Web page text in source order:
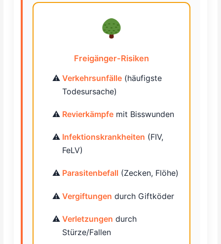
Freigänger-Risiken
Verkehrsunfälle (häufigste
Todesursache)
Revierkämpfe mit Bisswunden
Infektionskrankheiten (FIV,
FeLV)
Parasitenbefall (Zecken, Flöhe)
Vergiftungen durch Giftköder
Verletzungen durch
Stürze/Fallen